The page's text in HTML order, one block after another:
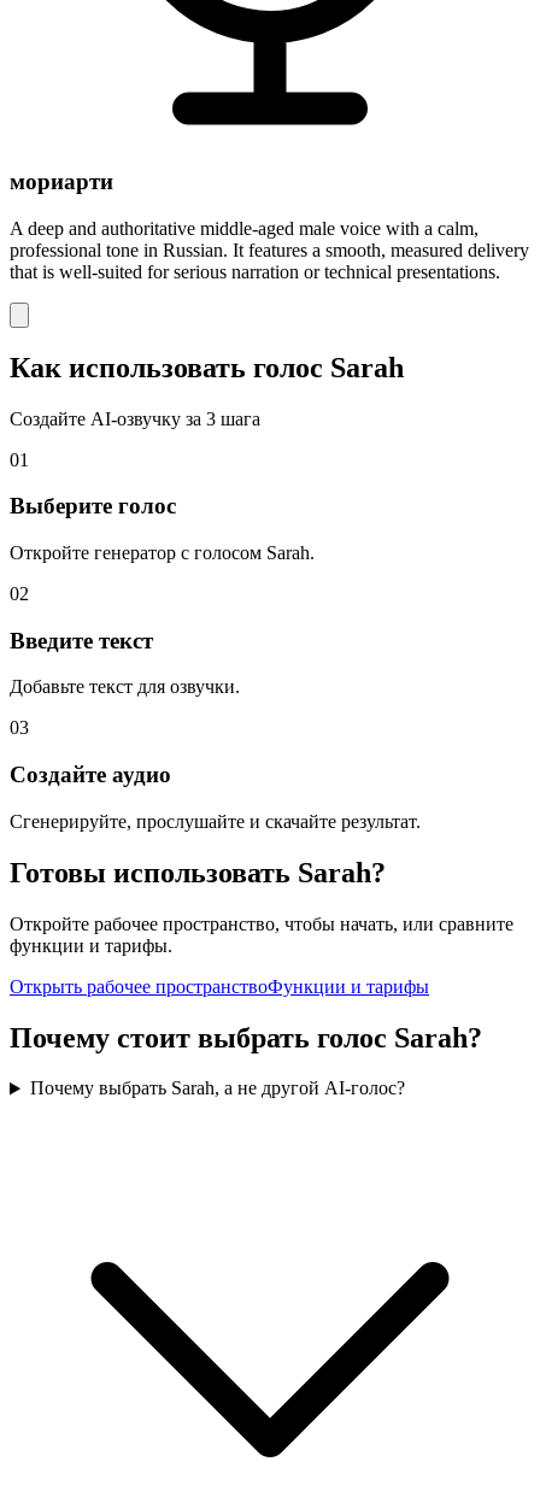
мориарти
A deep and authoritative middle-aged male voice with a calm,
professional tone in Russian. It features a smooth, measured delivery
that is well-suited for serious narration or technical presentations.
Как использовать голос Sarah
Создайте AI-озвучку за 3 шага
01
Выберите голос
Откройте генератор с голосом Sarah.
02
Введите текст
Добавьте текст для озвучки.
03
Создайте аудио
Сгенерируйте, прослушайте и скачайте результат.
Готовы использовать Sarah?
Откройте рабочее пространство, чтобы начать, или сравните
функции и тарифы.
Открыть рабочее пространствоФункции и тарифы
Почему стоит выбрать голос Sarah?
Почему выбрать Sarah, а не другой AI-голос?